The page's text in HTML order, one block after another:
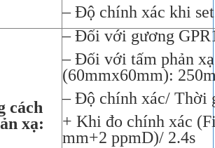
– Độ chính xác khi
cách
xạ:
– Đối với gương
– Đối với tấm phản xạ
(60mmx60mm):
– Độ chính xác/ Thời
+ Khi đo chính xác
mm+2 ppmD)/ 2.4s